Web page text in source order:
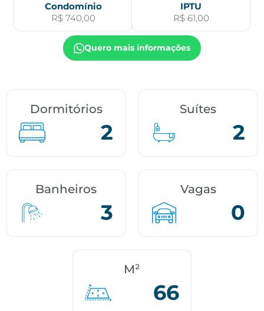
Condomínio
R$ 740,00
IPTU
R$ 61,00
Quero mais informações
Dormitórios
2
Suítes
2
Banheiros
3
Vagas
0
M²
66